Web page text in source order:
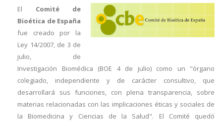
El Comité de
Bioética de España
fue creado por la
Ley 14/2007, de 3 de
julio, de
Investigación Biomédica (BOE 4 de julio) como un "órgano
colegiado, independiente y de carácter consultivo, que
desarrollará sus funciones, con plena transparencia, sobre
materias relacionadas con las implicaciones éticas y sociales de
la Biomedicina y Ciencias de la Salud". El Comité quedó